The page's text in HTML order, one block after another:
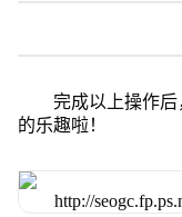
完成以上操作
的乐趣啦！